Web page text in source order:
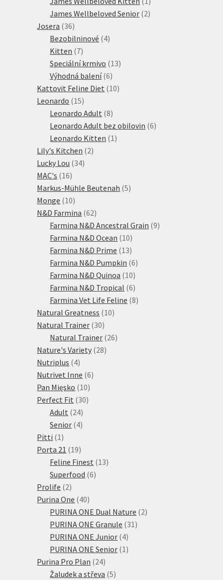
produkt
James Wellbeloved Senior 22
Josera 3636
produktů
Bezobilninové 44
Kitten 77
produktů
Speciální krmivo 1313
Výhodná balení 66
produktů
Kattovit Feline Diet 1010
Leonardo 1515
produktů
Leonardo Adult 88
produktů
Leonardo Adult bez obilovin 66
Leonardo Kitten 1 1
Lily's Kitchen 22
Lucky Lou 3434
MAC's 1616
produktů
Markus-Mühle Beutenah 55
Monge 1010
produktů
N&D Farmina 6262
produktů
Farmina N&D Ancestral Grain 99
Farmina N&D Ocean 1010
produktů
Farmina N&D Prime 1313
produktů
Farmina N&D Pumpkin 66
Farmina N&D Quinoa 1010
produktů
Farmina N&D Tropical 66
produktů
Farmina Vet Life Feline 88
Natural Greatness 1010
Natural Trainer 3030
produktů
Natural Trainer 2626
Nature's Variety 2828
Nutriplus 44
produkty
Nutrivet Inne 66
Pan Mięsko 1010
produktů
Perfect Fit 3030
Adult 2424
produktů
Senior 44
Pitti 1 1
produkt
Porta 21 1919
produktů
Feline Finest 1313
Superfood 66
Prolife 22
produkty
Purina One 4040
produktů
PURINA ONE Dual Nature 22
PURINA ONE Granule 31 31
PURINA ONE Junior 44
produkty
PURINA ONE Senior 1 1
Purina Pro Plan 2424
produktů
Žaludek a střeva 55